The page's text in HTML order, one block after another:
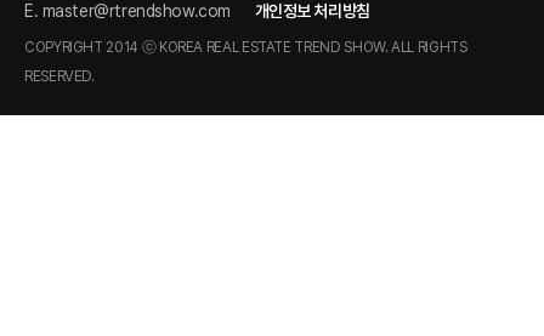
E. master@rtrendshow.com 개인정보 처리방침
COPYRIGHT 2014 ⓒ KOREA REAL ESTATE TREND SHOW. ALL RIGHTS
RESERVED.